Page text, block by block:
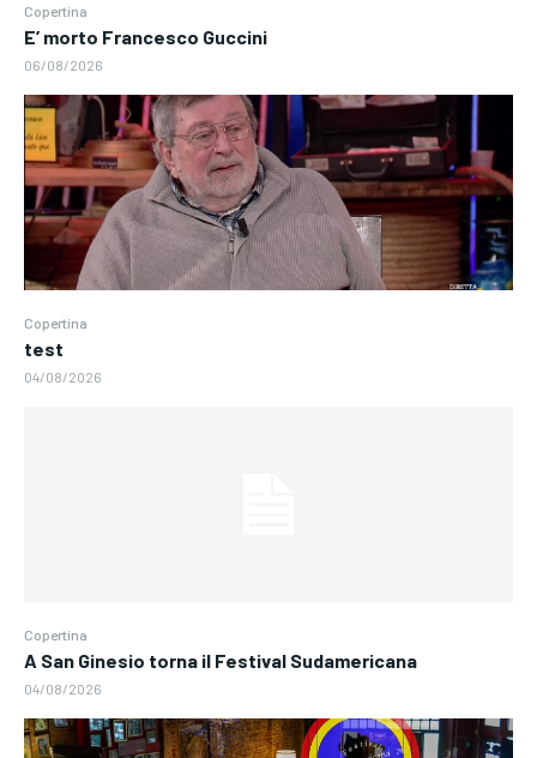
Copertina
E’ morto Francesco Guccini
06/08/2026
Copertina
test
04/08/2026
Copertina
A San Ginesio torna il Festival Sudamericana
04/08/2026